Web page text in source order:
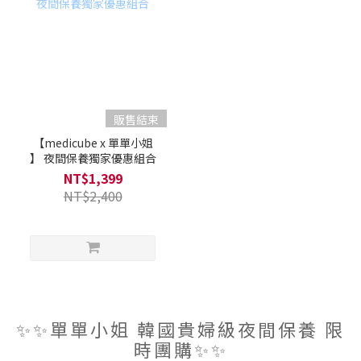
販售結束
【medicube x 單單小姐
】 夜間保養獨家優惠組合
NT$1,399
NT$2,400
✨✨單單小姐 韓國貴婦級夜間保養 限
時團購✨✨